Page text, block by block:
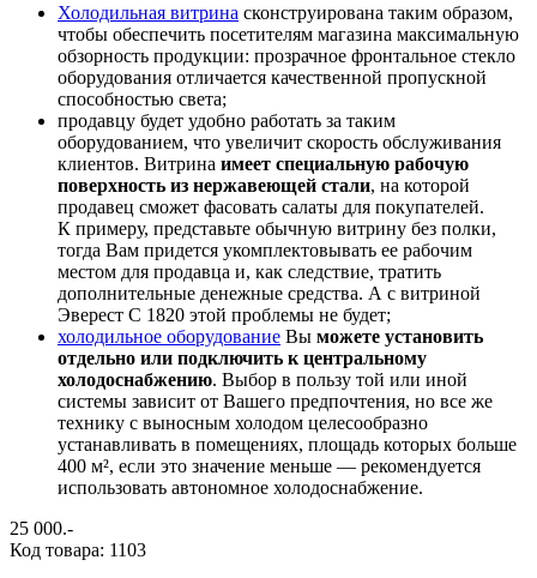
Холодильная витрина сконструирована таким образом,
чтобы обеспечить посетителям магазина максимальную
обзорность продукции: прозрачное фронтальное стекло
оборудования отличается качественной пропускной
способностью света;
продавцу будет удобно работать за таким
оборудованием, что увеличит скорость обслуживания
клиентов. Витрина имеет специальную рабочую
поверхность из нержавеющей стали, на которой
продавец сможет фасовать салаты для покупателей.
К примеру, представьте обычную витрину без полки,
тогда Вам придется укомплектовывать ее рабочим
местом для продавца и, как следствие, тратить
дополнительные денежные средства. А с витриной
Эверест С 1820 этой проблемы не будет;
холодильное оборудование Вы можете установить
отдельно или подключить к центральному
холодоснабжению. Выбор в пользу той или иной
системы зависит от Вашего предпочтения, но все же
технику с выносным холодом целесообразно
устанавливать в помещениях, площадь которых больше
400 м², если это значение меньше — рекомендуется
использовать автономное холодоснабжение.
25 000.-
Код товара: 1103